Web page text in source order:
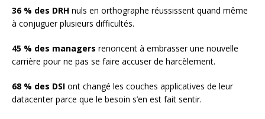
36 % des DRH nuls en orthographe réussissent quand même
à conjuguer plusieurs difficultés.
45 % des managers renoncent à embrasser une nouvelle
carrière pour ne pas se faire accuser de harcèlement.
68 % des DSI ont changé les couches applicatives de leur
datacenter parce que le besoin s’en est fait sentir.